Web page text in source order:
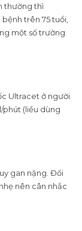
thường thì
trên 75 tuổi,
một số trường
Ultracet ở người
phút (liều dùng
gan nặng. Đối
nên cân nhắc